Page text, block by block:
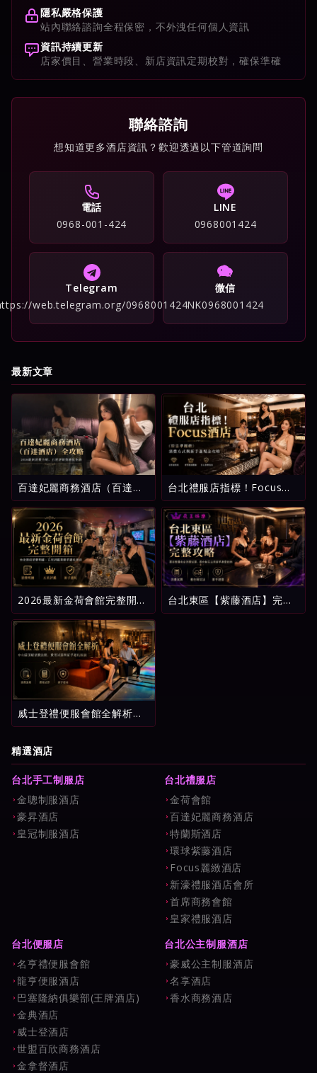
隱私嚴格保護
站內聯絡諮詢全程保密，不外洩任何個人資訊
資訊持續更新
店家價目、營業時段、新店資訊定期校對，確保準確
聯絡諮詢
想知道更多酒店資訊？歡迎透過以下管道詢問
電話
0968-001-424
LINE
0968001424
Telegram
web.telegram.org/0968001424
微信
NK0968001424
最新文章
百達妃麗商務酒店（百達酒
店）全攻略：2026最新消費
介紹、五星評級與避坑指南
台北禮服店指標！Focus酒
店（原忠孝麗緻）消費方式
與新手進場全攻略
2026最新金荷會館完整開
箱：台北酒店消費明細、五
星評鑑與新手避坑指南
台北東區【紫藤酒店】完整
攻略：環球紫藤名店消費試
威士登禮便服會館全解析：
中山區頂級消費流程、費用
精選酒店
台北手工制服店
金聰制服酒店
豪昇酒店
皇冠制服酒店
台北禮服店
金荷會館
百達妃麗商務酒店
特蘭斯酒店
環球紫藤酒店
Focus麗緻酒店
新濠禮服酒店會所
首席商務會館
皇家禮服酒店
台北便服店
名亨禮便服會館
龍亨便服酒店
巴塞隆納俱樂部(王牌酒店)
金典酒店
威士登酒店
世盟百欣商務酒店
金拿督酒店
台北公主制服酒店
豪威公主制服酒店
名享酒店
香水商務酒店